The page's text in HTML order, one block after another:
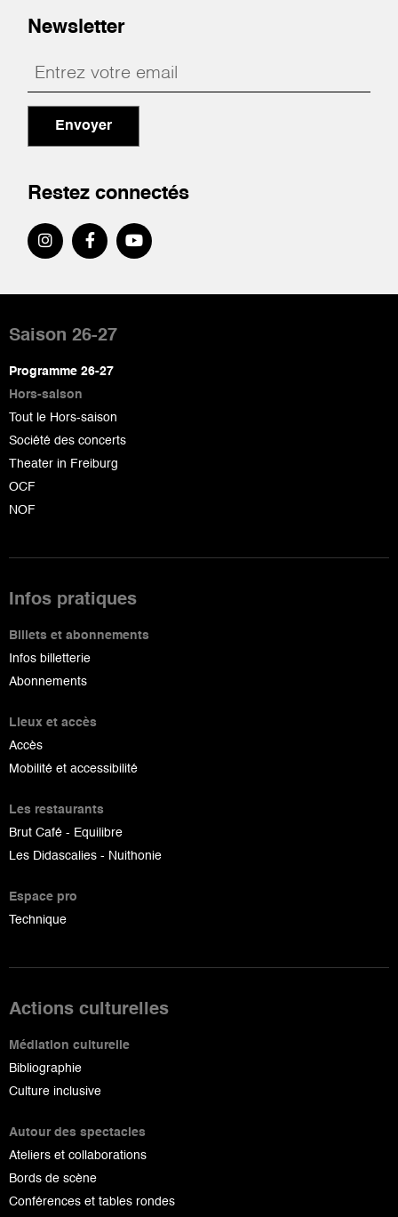
Newsletter
Envoyer
Restez connectés
de
page
Saison 26-27
Programme 26-27
Hors-saison
Tout le Hors-saison
Société des concerts
Theater in Freiburg
OCF
NOF
Infos pratiques
Billets et abonnements
Infos billetterie
Abonnements
Lieux et accès
Accès
Mobilité et accessibilité
Les restaurants
Brut Café - Equilibre
Les Didascalies - Nuithonie
Espace pro
Technique
Actions culturelles
Médiation culturelle
Bibliographie
Culture inclusive
Autour des spectacles
Ateliers et collaborations
Bords de scène
Conférences et tables rondes